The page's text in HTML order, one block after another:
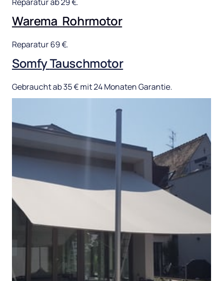
Warema Rohrmotor
Reparatur 69 €.
Somfy Tauschmotor
Gebraucht ab 35 € mit 24 Monaten Garantie.